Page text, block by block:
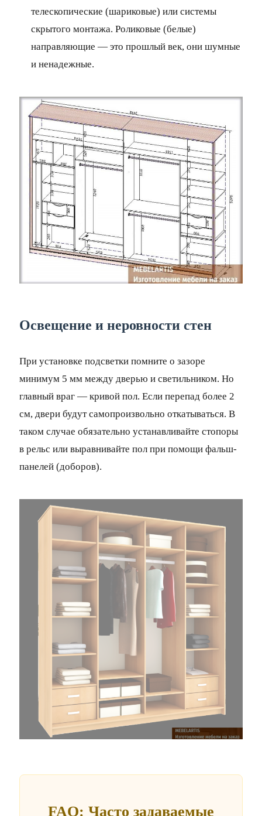
телескопические (шариковые) или системы
скрытого монтажа. Роликовые (белые)
направляющие — это прошлый век, они шумные
и ненадежные.
Освещение и неровности стен
При установке подсветки помните о зазоре
минимум 5 мм между дверью и светильником. Но
главный враг — кривой пол. Если перепад более 2
см, двери будут самопроизвольно откатываться. В
таком случае обязательно устанавливайте стопоры
в рельс или выравнивайте пол при помощи фальш-
панелей (доборов).
FAQ: Часто задаваемые